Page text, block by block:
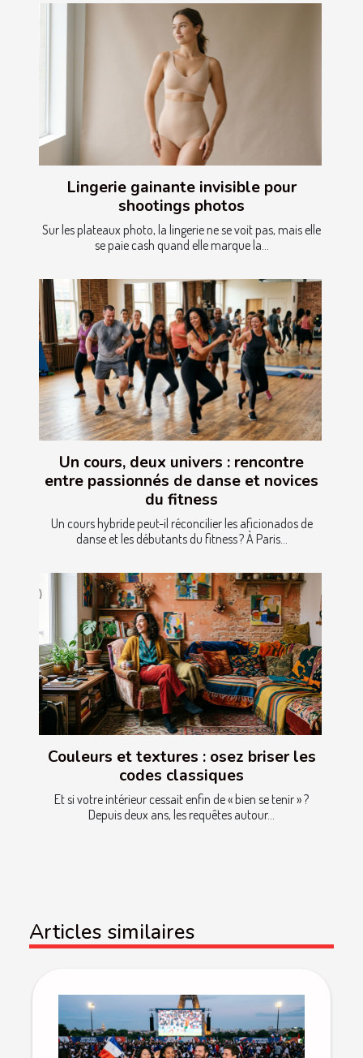
Lingerie gainante invisible pour
shootings photos
Sur les plateaux photo, la lingerie ne se voit pas, mais elle
se paie cash quand elle marque la...
Un cours, deux univers : rencontre
entre passionnés de danse et novices
du fitness
Un cours hybride peut-il réconcilier les aficionados de
danse et les débutants du fitness ? À Paris...
Couleurs et textures : osez briser les
codes classiques
Et si votre intérieur cessait enfin de « bien se tenir » ?
Depuis deux ans, les requêtes autour...
Articles similaires